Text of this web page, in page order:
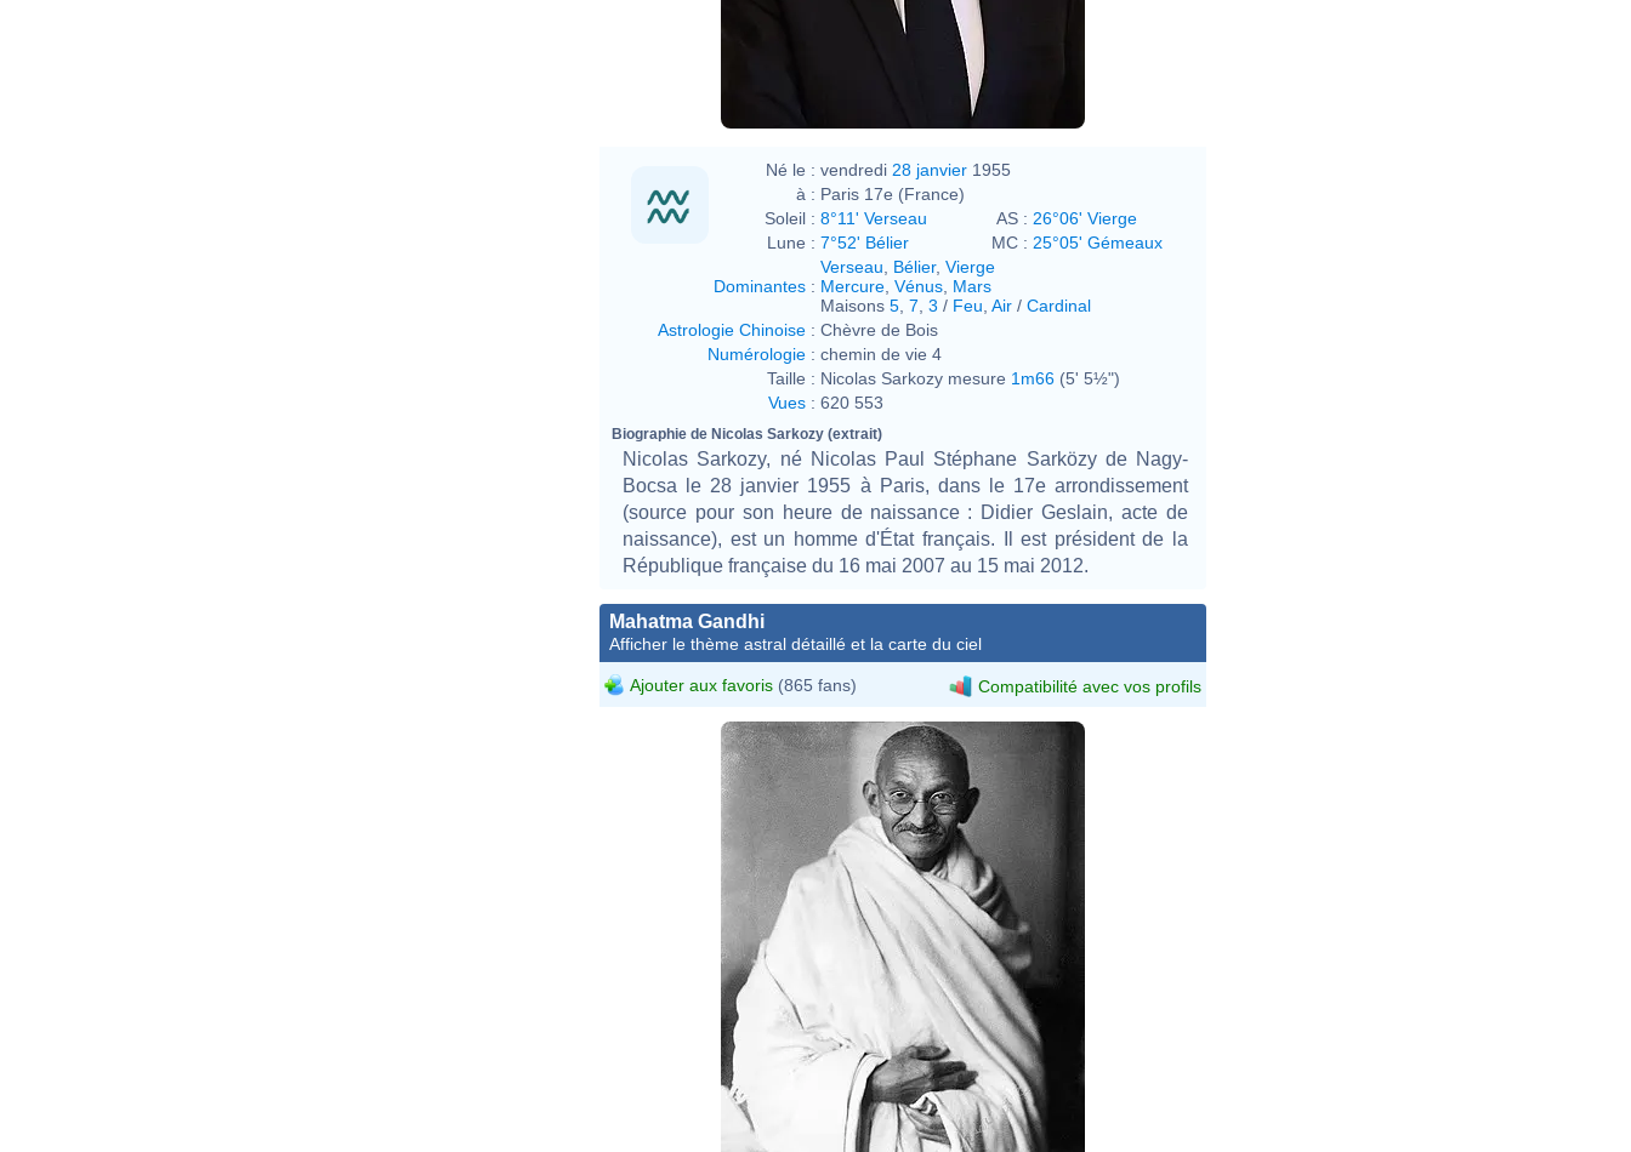
Né le : vendredi 28 janvier 1955
à : Paris 17e (France)
Soleil : 8°11' Verseau AS : 26°06' Vierge
Lune : 7°52' Bélier MC : 25°05' Gémeaux
Dominantes :
Verseau Bélier, Vierge
Mercure Vénus Mars
Maisons 5 7 3 / Feu Air / Cardinal
Astrologie Chinoise : Chèvre de Bois
Numérologie : chemin de vie 4
Taille : Nicolas Sarkozy mesure 1m66 (5' 5½")
Vues : 620 553
Biographie de Nicolas Sarkozy (extrait)
Nicolas Sarkozy, né Nicolas Paul Stéphane Sarközy de Nagy-
Bocsa le 28 janvier 1955 à Paris, dans le 17e arrondissement
(source pour son heure de naissance : Didier Geslain, acte de
naissance), est un homme d'État français. Il est président de la
République française du 16 mai 2007 au 15 mai 2012.
Mahatma Gandhi
Afficher le thème astral détaillé et la carte du ciel
Ajouter aux favoris (865 fans) Compatibilité avec vos profils